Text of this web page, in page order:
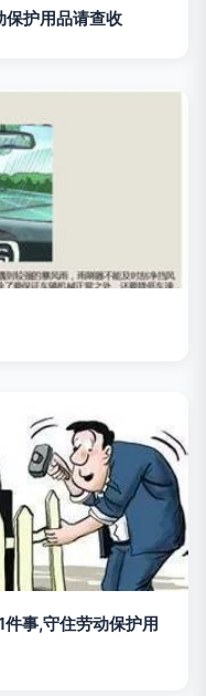
保护用品请查收
事,守住劳动保护用